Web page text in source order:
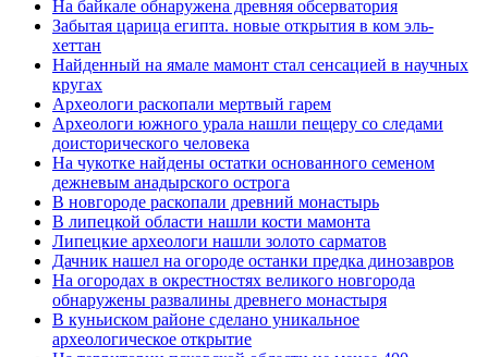
На байкале обнаружена древняя обсерватория
Забытая царица египта. новые открытия в ком эль-
хеттан
Найденный на ямале мамонт стал сенсацией в научных
кругах
Археологи раскопали мертвый гарем
Археологи южного урала нашли пещеру со следами
доисторического человека
На чукотке найдены остатки основанного семеном
дежневым анадырского острога
В новгороде раскопали древний монастырь
В липецкой области нашли кости мамонта
Липецкие археологи нашли золото сарматов
Дачник нашел на огороде останки предка динозавров
На огородах в окрестностях великого новгорода
обнаружены развалины древнего монастыря
В куньиском районе сделано уникальное
археологическое открытие